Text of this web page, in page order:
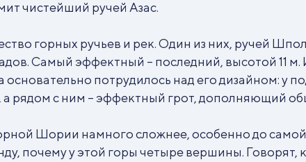
чистейший ручей Азас.
горных ручьев и рек. Один из них, ручей
Самый эффектный – последний, высотой 11
потрудилось над его дизайном: у
а рядом с ним – эффектный грот, дополняющий
Шории намного сложнее, особенно до самой
почему у этой горы четыре вершины. Говорят,